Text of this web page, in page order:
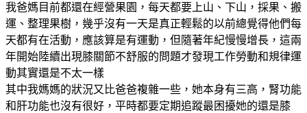
我爸媽目前都還在經營果園，每天都要上山、下山，採果、搬
運、整理果樹，幾乎沒有一天是真正輕鬆的以前總覺得他們每
天都有在活動，應該算是有運動，但隨著年紀慢慢增長，這兩
年開始陸續出現膝關節不舒服的問題才發現工作勞動和規律運
動其實還是不太一樣
其中我媽媽的狀況又比爸爸複雜一些，她本身有三高，腎功能
和肝功能也沒有很好，平時都要定期追蹤最困擾她的還是膝